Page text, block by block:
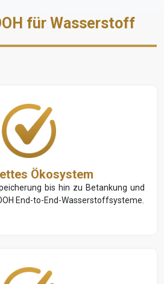
für Wasserstoff
Ökosystem
bis hin zu Betankung und
End-to-End-Wasserstoffsysteme.